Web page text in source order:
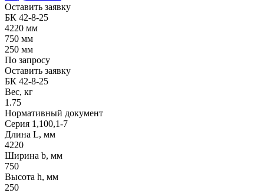
Оставить заявку
БК 42-8-25
4220 мм
750 мм
250 мм
По запросу
Оставить заявку
БК 42-8-25
Вес, кг
1.75
Нормативный документ
Серия 1,100,1-7
Длина L, мм
4220
Ширина b, мм
750
Высота h, мм
250